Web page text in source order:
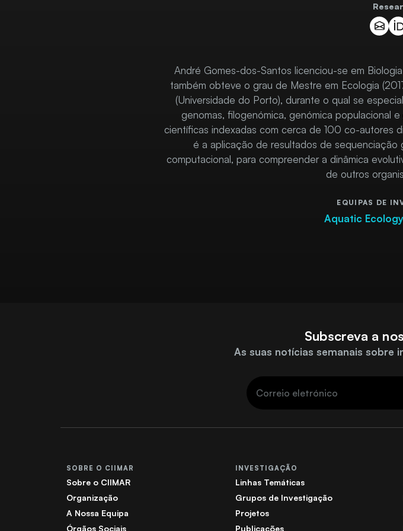
André Gomes-dos-Santos licenciou-se em
também obteve o grau de Mestre em Ecologia
(Universidade do Porto), durante o qual se
genomas, filogenómica, genómica populacional
científicas indexadas com cerca de 100 co-autores
é a aplicação de resultados de sequenciação
computacional, para compreender a dinâmica
de outros
EQUIPAS DE
Aquatic
Subscreva a
As suas notícias semanais sobre
SOBRE O CIIMAR
Sobre o CIIMAR
Organização
A Nossa Equipa
Órgãos Sociais
INVESTIGAÇÃO
Linhas Temáticas
Grupos de Investigação
Projetos
Publicações